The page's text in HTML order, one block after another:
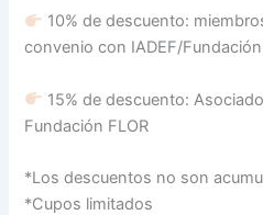
10% de descuento:
convenio con IADEF/Fundación
15% de descuento:
Fundación FLOR
*Los descuentos no son
*Cupos limitados